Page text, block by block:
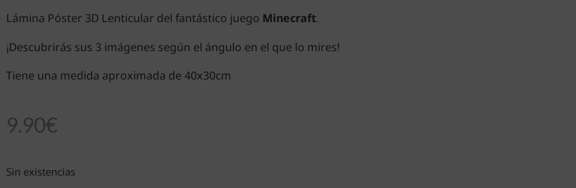
Lámina Póster 3D Lenticular del fantástico juego Minecraft.
¡Descubrirás sus 3 imágenes según el ángulo en el que lo mires!
Tiene una medida aproximada de 40x30cm
9.90€
Sin existencias